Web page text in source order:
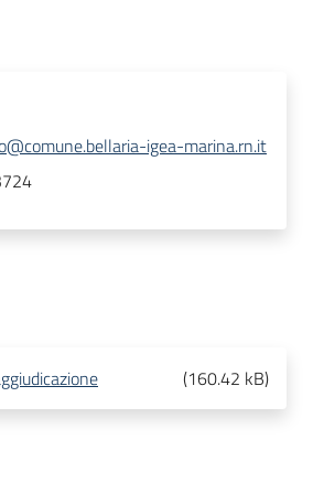
igea-marina.rn.it
(160.42 kB)